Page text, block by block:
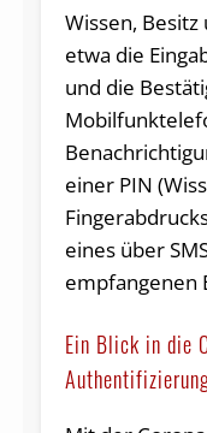
Wissen,
etwa die
und die
einer PIN
eines über
empfangenen
Ein Blick in die